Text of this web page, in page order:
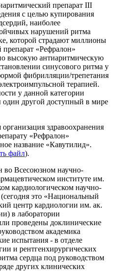
препарат III
с целью купирования
наиболее
нарушений ритма
которой страдают миллионы
«Рефралон»
высокую антиаритмическую
синусового ритма у
фибрилляции/трепетания
терапией.
у данной категории
один другой доступный в мире
здравоохранения
«Рефралон»
название «Кавутилид».
файл).
во Всесоюзном научно-
институте им.
кардиологическом научно-
это «Национальный
центр кардиологии им. ак.
в лаборатории
проведены доклинические
академика
испытания - в отделе
и рентгенхирургических
сердца под руководством
других клинических